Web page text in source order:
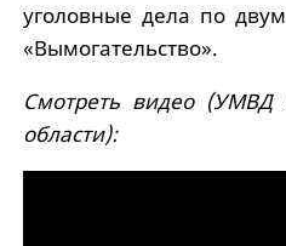
уголовные дела по
«Вымогательство».
Смотреть видео (УМВД
области):